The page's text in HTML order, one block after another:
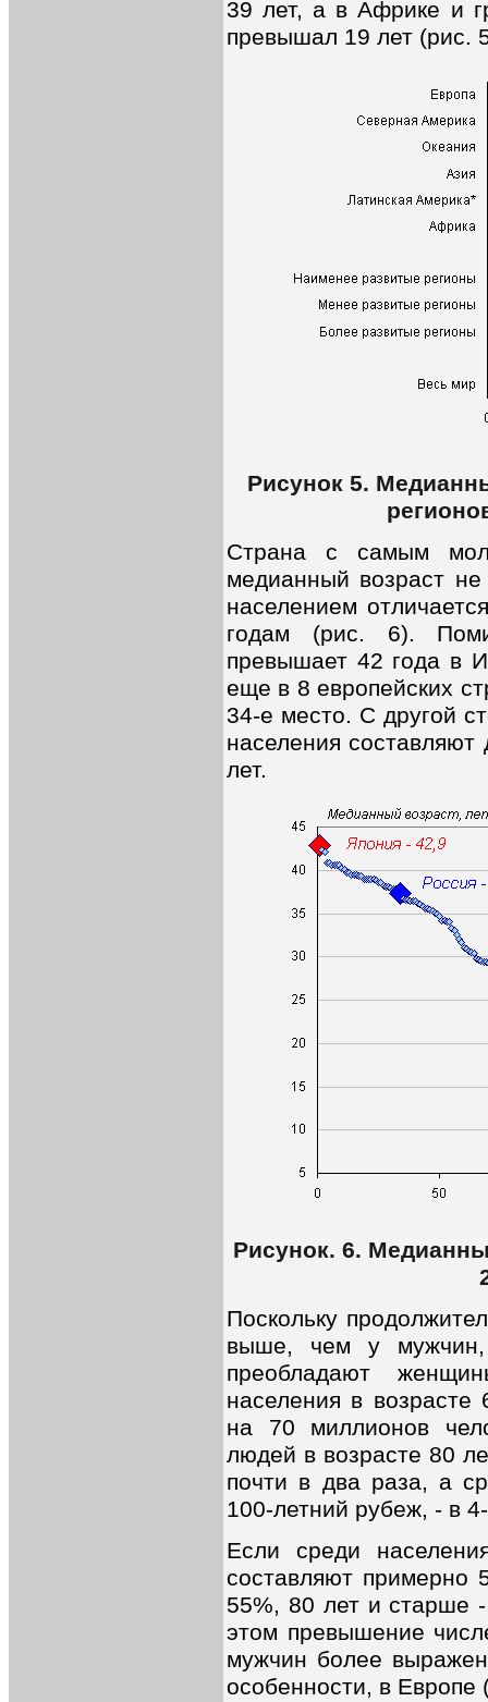
39 лет, а в Африке и
превышал 19 лет (рис.
Рисунок 5.
Страна с самым
медианный возраст
населением
годам (рис. 6).
превышает 42 года в
еще в 8 европейских
34-е место. С другой
населения
лет.
Рисунок. 6.
Поскольку
выше, чем у мужчин,
преобладают
населения в
на 70 миллионов
людей в возрасте 80
почти в два раза, а
100-летний рубеж, - в
Если среди
составляют примерно
55%, 80 лет и старше
этом превышение
мужчин более
особенности, в Европе